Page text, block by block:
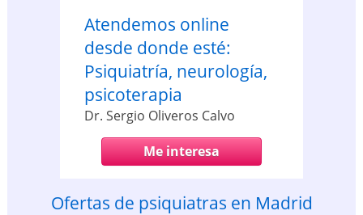
Atendemos online
desde donde esté:
Psiquiatría, neurología,
psicoterapia
Dr. Sergio Oliveros Calvo
Me interesa
Ofertas de psiquiatras en Madrid